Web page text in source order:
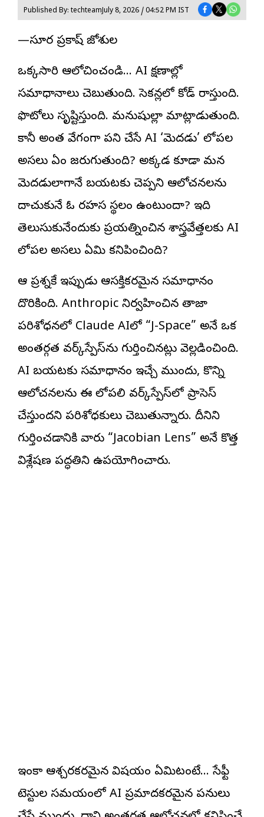
Published By: techteamJuly 8, 2026 / 04:52 PM IST
—సూర్య ప్రకాష్ జోశ్యుల
ఒక్కసారి ఆలోచించండి… AI క్షణాల్లో
సమాధానాలు చెబుతుంది. సెకన్లలో కోడ్ రాస్తుంది.
ఫొటోలు సృష్టిస్తుంది. మనుషుల్లా మాట్లాడుతుంది.
కానీ అంత వేగంగా పని చేసే AI ‘మెదడు’ లోపల
అసలు ఏం జరుగుతుంది? అక్కడ కూడా మన
మెదడులాగానే బయటకు చెప్పని ఆలోచనలను
దాచుకునే ఓ రహస్య స్థలం ఉంటుందా? ఇది
తెలుసుకునేందుకు ప్రయత్నించిన శాస్త్రవేత్తలకు AI
లోపల అసలు ఏమి కనిపించింది?
ఆ ప్రశ్నకే ఇప్పుడు ఆసక్తికరమైన సమాధానం
దొరికింది. Anthropic నిర్వహించిన తాజా
పరిశోధనలో Claude AIలో “J-Space” అనే ఒక
అంతర్గత వర్క్‌స్పేస్‌ను గుర్తించినట్లు వెల్లడించింది.
AI బయటకు సమాధానం ఇచ్చే ముందు, కొన్ని
ఆలోచనలను ఈ లోపలి వర్క్‌స్పేస్‌లో ప్రాసెస్
చేస్తుందని పరిశోధకులు చెబుతున్నారు. దీనిని
గుర్తించడానికి వారు “Jacobian Lens” అనే కొత్త
విశ్లేషణ పద్ధతిని ఉపయోగించారు.
ఇంకా ఆశ్చర్యకరమైన విషయం ఏమిటంటే… సేఫ్టీ
టెస్టుల సమయంలో AI ప్రమాదకరమైన పనులు